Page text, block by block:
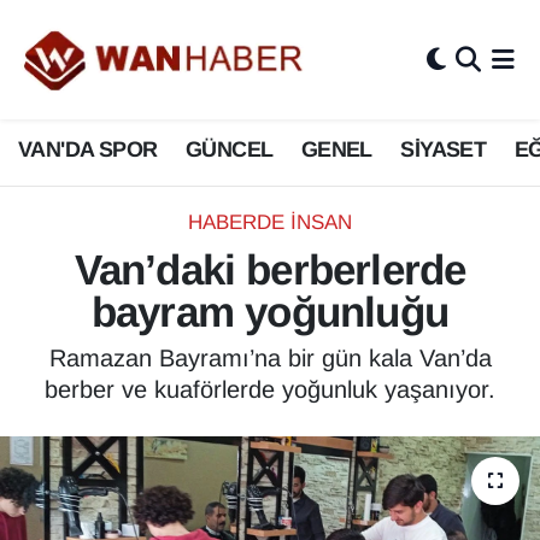
VAN'DA SPOR GÜNCEL GENEL SİYASET
HABERDE İNSAN
Van’daki berberlerde
bayram yoğunluğu
Ramazan Bayramı’na bir gün kala Van’da
berber ve kuaförlerde yoğunluk yaşanıyor.
3.SAYFA
ASAYİŞ
BİLİM VE TEKNOLOJİ
Biyografi
Bölge Haberleri
ÇEVRE
Deprem
Dernekler, Odalar
Van Nöbetçi Eczaneler
Van Hava Durumu
Van Namaz Vakitleri
Van Trafik Yoğunluk Haritası
Süper Lig Puan Durumu ve Fikstür
Tüm Manşetler
Son Dakika Haberleri
Haber Arşivi